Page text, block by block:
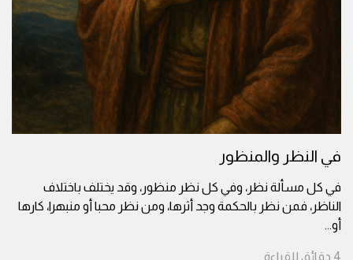
في النظر والمنظور
في كل مسألة نظر، وفي كل نظر منظور، وقد يختلف باختلاف
الناظر، فمن نظر بالحكمة وجد أثرها، ومن نظر محبا أو منبهرا، كارها
أو...
4 دقائق للقراءة